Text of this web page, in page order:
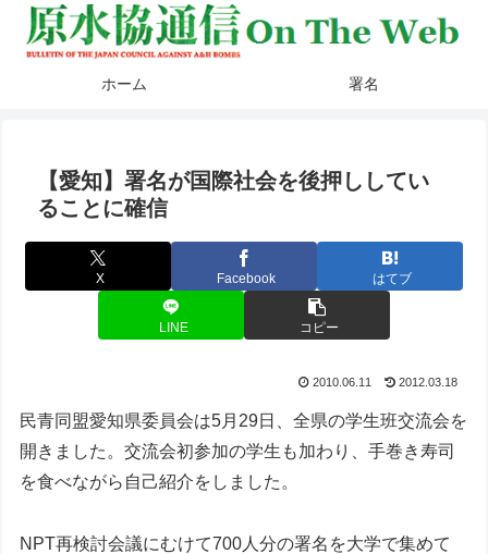
ホーム 署名
【愛知】署名が国際社会を後押ししてい
ることに確信
X Facebook はてブ
LINE コピー
2010.06.11 2012.03.18
民青同盟愛知県委員会は5月29日、全県の学生班交流会を
開きました。交流会初参加の学生も加わり、手巻き寿司
を食べながら自己紹介をしました。
NPT再検討会議にむけて700人分の署名を大学で集めて